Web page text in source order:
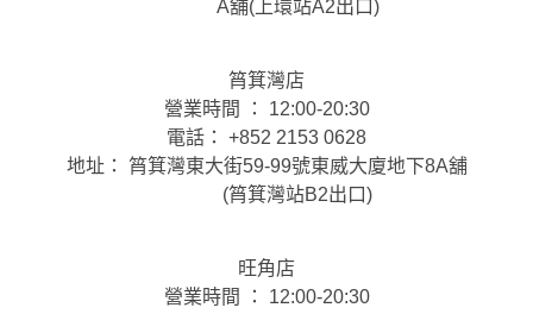
A舖(上環站A2出口)
筲箕灣店
營業時間 ： 12:00-20:30
電話： +852 2153 0628
地址： 筲箕灣東大街59-99號東威大廈地下8A舖
(筲箕灣站B2出口)
旺角店
營業時間 ： 12:00-20:30